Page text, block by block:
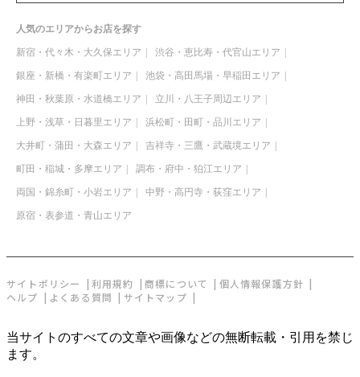
人気のエリアからお店を探す
新宿・代々木・大久保エリア 渋谷・恵比寿・代官山エリア
銀座・新橋・有楽町エリア 池袋・高田馬場・早稲田エリア
神田・秋葉原・水道橋エリア 立川・八王子周辺エリア
上野・浅草・日暮里エリア 浜松町・田町・品川エリア
大井町・蒲田・大森エリア 吉祥寺・三鷹・武蔵境エリア
町田・稲城・多摩エリア 調布・府中・狛江エリア
両国・錦糸町・小岩エリア 中野・高円寺・荻窪エリア
原宿・表参道・青山エリア
サイトポリシー 利用規約 商標について
個人情報保護方針
ヘルプ
よくある質問 サイトマップ
当サイトのすべての文章や画像などの無断転載・引用を禁じ
ます。